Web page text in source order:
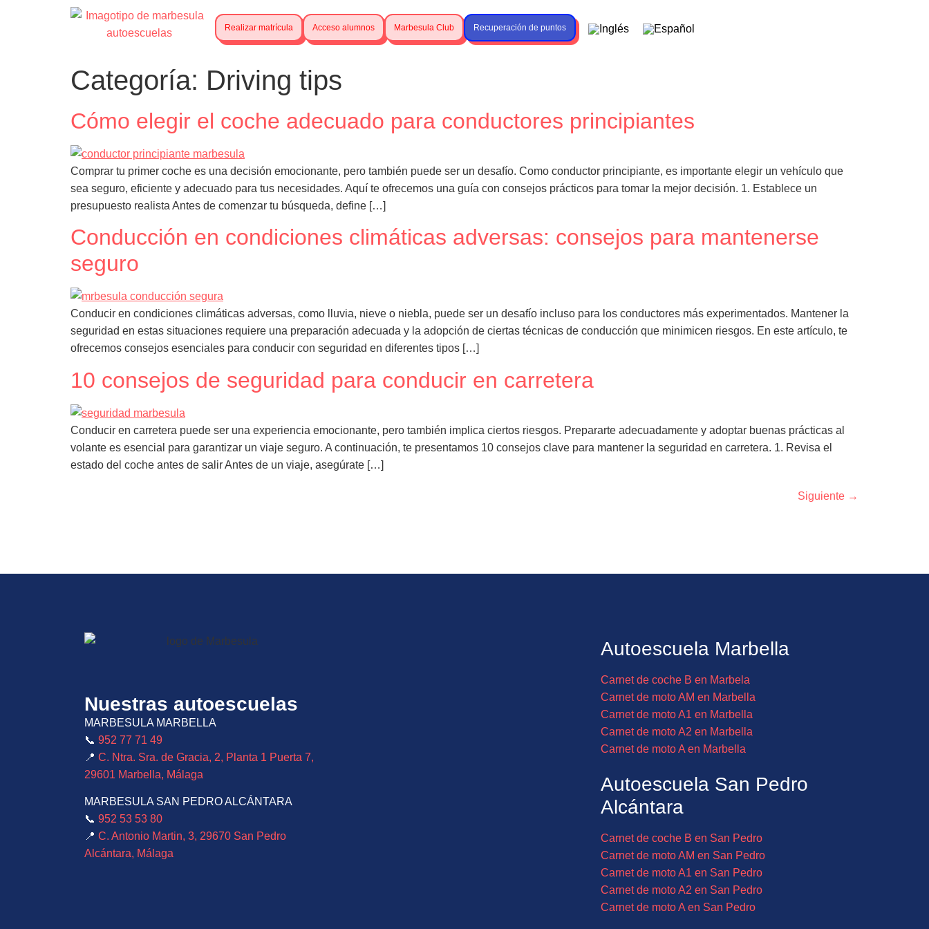
Realizar matrícula Acceso alumnos Marbesula Club Recuperación de puntos
Categoría: Driving tips
Cómo elegir el coche adecuado para conductores principiantes
Comprar tu primer coche es una decisión emocionante, pero también puede ser un desafío. Como conductor principiante, es importante elegir un vehículo que
sea seguro, eficiente y adecuado para tus necesidades. Aquí te ofrecemos una guía con consejos prácticos para tomar la mejor decisión. 1. Establece un
presupuesto realista Antes de comenzar tu búsqueda, define […]
Conducción en condiciones climáticas adversas: consejos para mantenerse
seguro
Conducir en condiciones climáticas adversas, como lluvia, nieve o niebla, puede ser un desafío incluso para los conductores más experimentados. Mantener la
seguridad en estas situaciones requiere una preparación adecuada y la adopción de ciertas técnicas de conducción que minimicen riesgos. En este artículo, te
ofrecemos consejos esenciales para conducir con seguridad en diferentes tipos […]
10 consejos de seguridad para conducir en carretera
Conducir en carretera puede ser una experiencia emocionante, pero también implica ciertos riesgos. Prepararte adecuadamente y adoptar buenas prácticas al
volante es esencial para garantizar un viaje seguro. A continuación, te presentamos 10 consejos clave para mantener la seguridad en carretera. 1. Revisa el
estado del coche antes de salir Antes de un viaje, asegúrate […]
Siguiente →
Nuestras autoescuelas
MARBESULA MARBELLA
📞 952 77 71 49
📍 C. Ntra. Sra. de Gracia, 2, Planta 1 Puerta 7,
29601 Marbella, Málaga
MARBESULA SAN PEDRO ALCÁNTARA
📞 952 53 53 80
📍 C. Antonio Martin, 3, 29670 San Pedro
Alcántara, Málaga
Autoescuela Marbella
Carnet de coche B en Marbela
Carnet de moto AM en Marbella
Carnet de moto A1 en Marbella
Carnet de moto A2 en Marbella
Carnet de moto A en Marbella
Autoescuela San Pedro
Alcántara
Carnet de coche B en San Pedro
Carnet de moto AM en San Pedro
Carnet de moto A1 en San Pedro
Carnet de moto A2 en San Pedro
Carnet de moto A en San Pedro